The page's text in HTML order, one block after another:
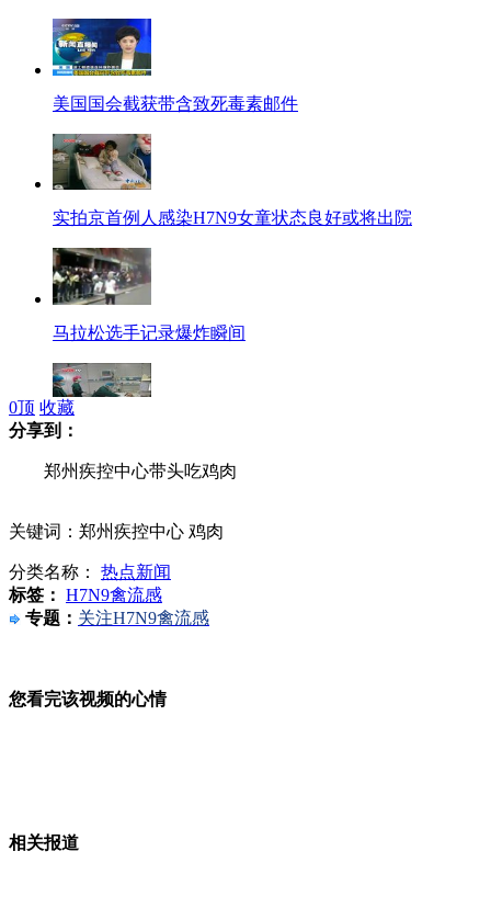
美国国会截获带含致死毒素邮件
实拍京首例人感染H7N9女童状态良好或将出院
马拉松选手记录爆炸瞬间
伊朗地震波及迪拜 央视中东记者站紧急疏散
0顶 收藏
分享到：
郑州疾控中心带头吃鸡肉
关键词：郑州疾控中心 鸡肉
分类名称： 热点新闻
标签： H7N9禽流感
专题： 关注H7N9禽流感
您看完该视频的心情
相关报道